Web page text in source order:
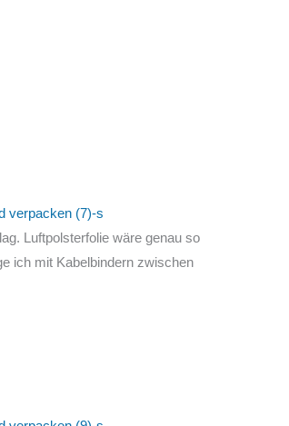
Luftpolsterfolie wäre genau so
ich mit Kabelbindern zwischen